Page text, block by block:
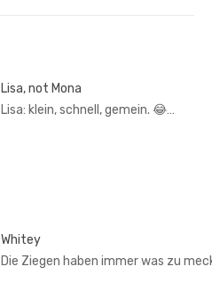
Lisa, not Mona
Lisa: klein, schnell, gemein. 😂…
Whitey
Die Ziegen haben immer was zu